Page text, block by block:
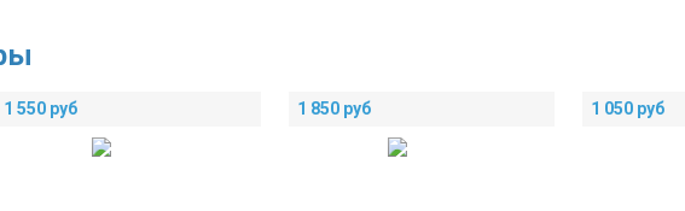
1 550 руб 1 850 руб 1 050 руб